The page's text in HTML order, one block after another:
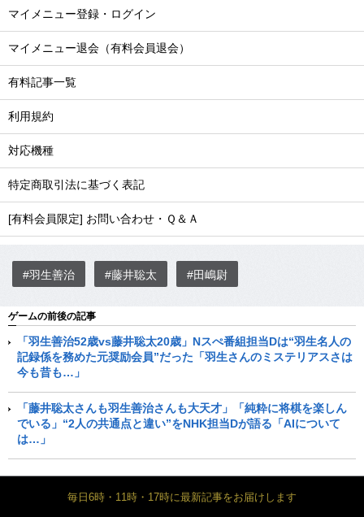
マイメニュー登録・ログイン
マイメニュー退会（有料会員退会）
有料記事一覧
利用規約
対応機種
特定商取引法に基づく表記
[有料会員限定] お問い合わせ・Ｑ＆Ａ
#羽生善治 #藤井聡太 #田嶋尉
ゲームの前後の記事
「羽生善治52歳vs藤井聡太20歳」Nスぺ番組担当Dは“羽生名人の
記録係を務めた元奨励会員”だった「羽生さんのミステリアスさは
今も昔も…」
「藤井聡太さんも羽生善治さんも大天才」「純粋に将棋を楽しん
でいる」“2人の共通点と違い”をNHK担当Dが語る「AIについて
は…」
毎日6時・11時・17時に最新記事をお届けします